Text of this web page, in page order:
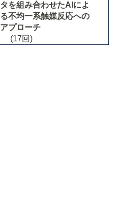
タを組み合わせたAIによ
る不均一系触媒反応への
アプローチ
(17回)